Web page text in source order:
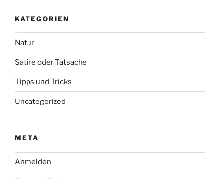
KATEGORIEN
Natur
Satire oder Tatsache
Tipps und Tricks
Uncategorized
META
Anmelden